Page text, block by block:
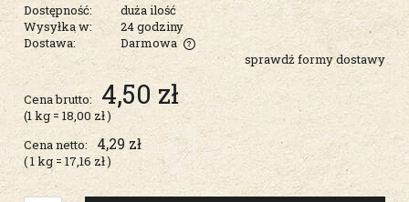
Dostępność:
duża ilość
Wysyłka w:
24 godziny
Dostawa:
Darmowa
Cena nie zawiera ewentualnych kosztów płatności
sprawdź formy dostawy
Cena brutto: 4,50 zł
(1kg= 18,00 zł)
Cena netto:
4,29 zł
( 1kg = 17,16 zł)